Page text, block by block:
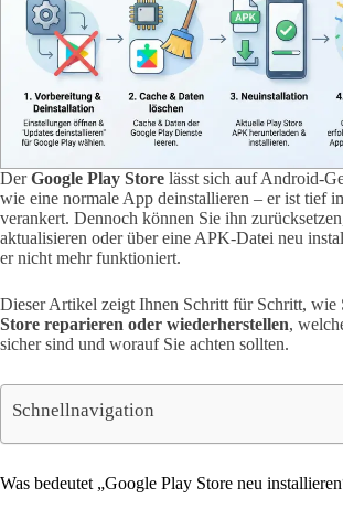
DerGoogle Play Store lässt sich auf Android-
wie eine normale App deinstallieren – er ist tief
verankert. Dennoch können Sie ihn
aktualisieren oder über eine APK-Datei neu
er nicht mehr funktioniert.
Dieser Artikel zeigt Ihnen Schritt für Schritt, wie
Store reparieren oder wiederherstellen,
sicher sind und worauf Sie achten sollten.
Schnellnavigation
Was bedeutet „Google Play Store neu